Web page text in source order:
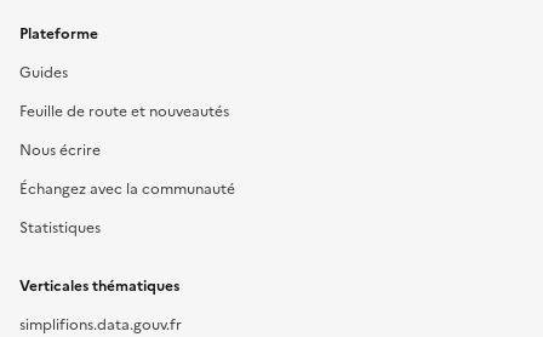
Plateforme
Guides
Feuille de route et nouveautés
Nous écrire
Échangez avec la communauté
Statistiques
Verticales thématiques
simplifions.data.gouv.fr